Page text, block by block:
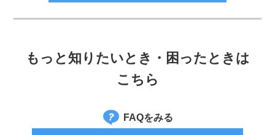
もっと知りたいとき・困ったときは
こちら
FAQをみる